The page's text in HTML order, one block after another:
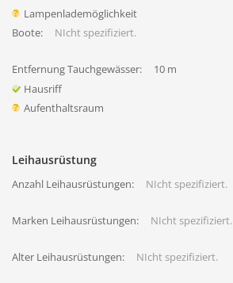
Lampenlademöglichkeit
Boote:
NIcht spezifiziert.
Entfernung Tauchgewässer:
10 m
Hausriff
Aufenthaltsraum
Leihausrüstung
Anzahl Leihausrüstungen: NIcht spezifiziert.
Marken Leihausrüstungen: NIcht spezifiziert.
Alter Leihausrüstungen: NIcht spezifiziert.